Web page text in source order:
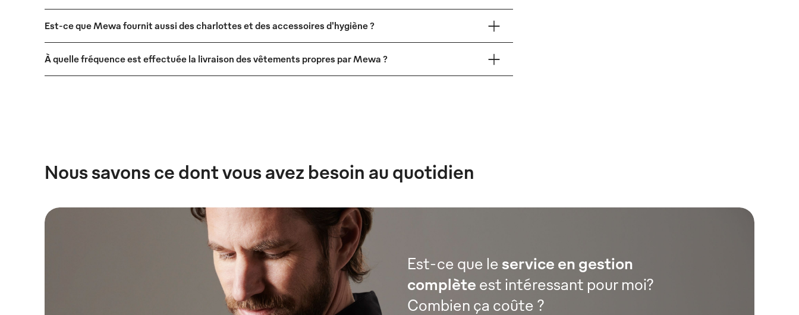
Est-ce que Mewa fournit aussi des charlottes et des accessoires d'hygiène ?
À quelle fréquence est effectuée la livraison des vêtements propres par Mewa ?
Nous savons ce dont vous avez besoin au quotidien
Est-ce que leservice en gestion
complète est intéressant pour moi?
Combien ça coûte ?